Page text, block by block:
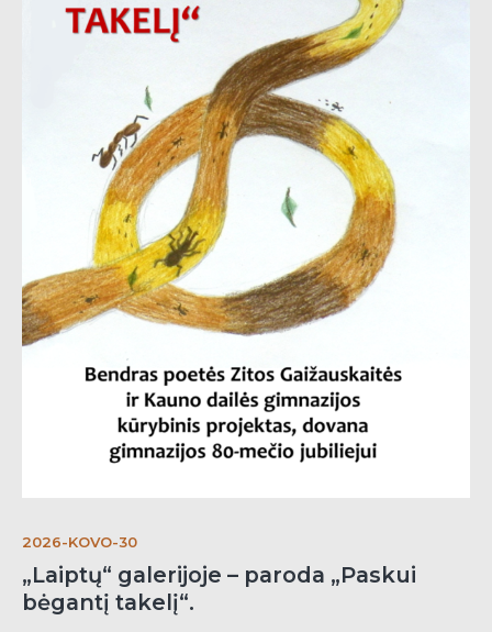
2026-KOVO-30
„Laiptų“ galerijoje – paroda „Paskui
bėgantį takelį“.